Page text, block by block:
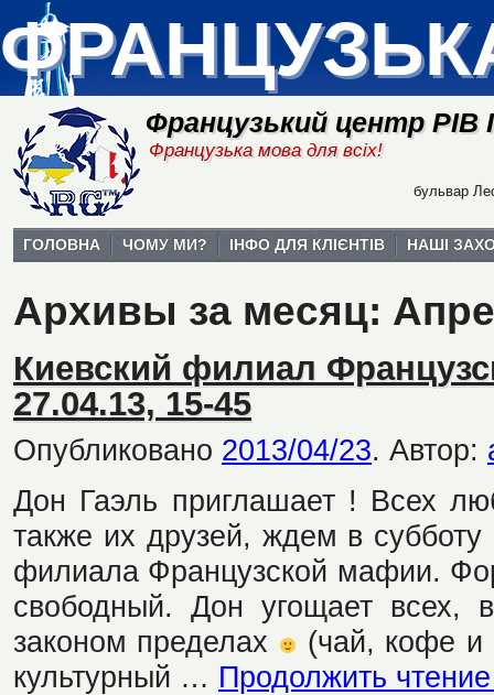
Французький центр
Французька мова для всіх!
бульвар
ГОЛОВНА ЧОМУ МИ? ІНФО ДЛЯ КЛІЄНТІВ НАШІ
Архивы за месяц:
Киевский филиал
27.04.13, 15-45
Опубликовано 2013/04/23. Автор:
Дон Гаэль приглашает ! Всех
также их друзей, ждем в субботу
филиала Французской мафии.
свободный. Дон угощает всех,
законом пределах
(чай, кофе
культурный … Продолжить